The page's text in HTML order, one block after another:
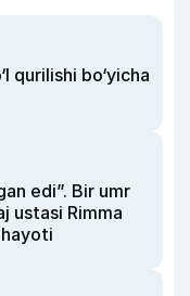
qurilishi bo‘yicha
edi”. Bir umr
ustasi Rimma